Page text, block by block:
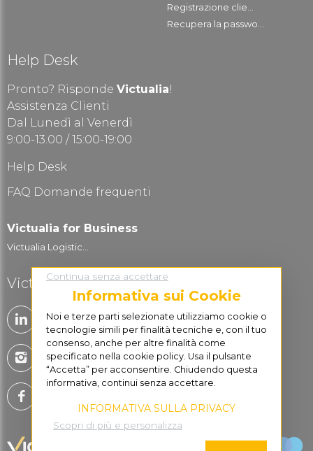
Registrazione clie...
Recupera la passwo...
Help Desk
Pronto? Risponde Victualia!
Assistenza Clienti
Dal Lunedì al Venerdì
9:00-13.00 / 15:00-19:00
Help Desk
FAQ Domande frequenti
Victualia for Business
Victualia Logistic...
Victualia è social
Continua senza accettare
Informativa sui Cookie
Noi e terze parti selezionate utilizziamo cookie o
tecnologie simili per finalità tecniche e, con il tuo
consenso, anche per altre finalità come
specificato nella cookie policy. Usa il pulsante
“Accetta” per acconsentire. Chiudendo questa
informativa, continui senza accettare.
INFORMATIVA SULLA PRIVACY
Scopri di più e personalizza